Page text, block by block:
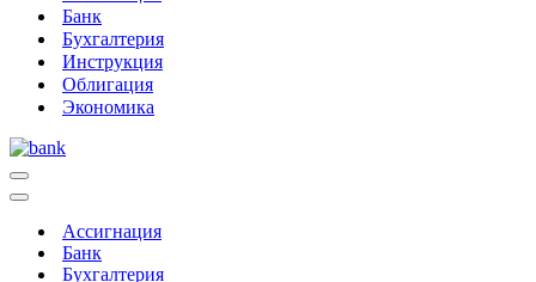
Банк
Бухгалтерия
Инструкция
Облигация
Экономика
Меню
навигации
Меню
навигацииАссигнация
Банк
Бухгалтерия